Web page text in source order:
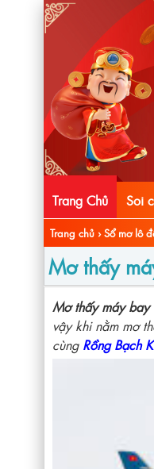
Trang Chủ Soi
Trang chủ ›Sổ mơ lô
Mơ thấy
Mơ thấy máy bay
vậy khi nằm mơ
cùng Rồng Bạch